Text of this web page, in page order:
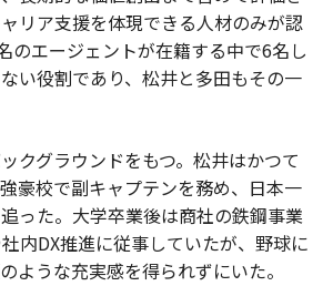
リア支援を体現できる人材のみが認
のエージェントが在籍する中で6名し
い役割であり、松井と多田もその一
クグラウンドをもつ。松井はかつて
豪校で副キャプテンを務め、日本一
った。大学卒業後は商社の鉄鋼事業
内DX推進に従事していたが、野球に
ような充実感を得られずにいた。